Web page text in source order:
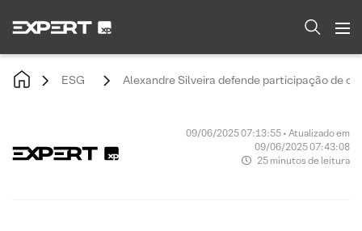
ESG Alexandre Silveira defende participação de
09/06/2025 07:13:55 • Atualizado em
09/06/2025 07:43:08
25 minutos de leitura